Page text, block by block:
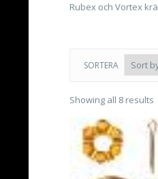
Rubex och Vortex
SORTERA
Showing all 8 results